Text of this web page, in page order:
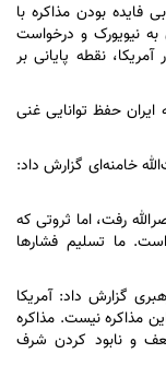
فایده بودن مذاکره با
به نیویورک و درخواست
نقطه پایانی بر
ایران حفظ توانایی غنی
خامنه‌ای گزارش داد:
رفت، اما ثروتی که
ما تسلیم فشار‌ها
گزارش داد: آمریکا
مذاکره نیست. مذاکره
ضعف و نابود کردن شرف